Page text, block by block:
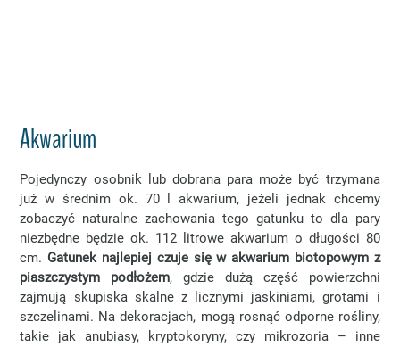
Akwarium
Pojedynczy osobnik lub dobrana para może być trzymana
już w średnim ok. 70 l akwarium, jeżeli jednak chcemy
zobaczyć naturalne zachowania tego gatunku to dla pary
niezbędne będzie ok. 112 litrowe akwarium o długości 80
cm. Gatunek najlepiej czuje się w akwarium biotopowym z
piaszczystym podłożem, gdzie dużą część powierzchni
zajmują skupiska skalne z licznymi jaskiniami, grotami i
szczelinami. Na dekoracjach, mogą rosnąć odporne rośliny,
takie jak anubiasy, kryptokoryny, czy mikrozoria – inne